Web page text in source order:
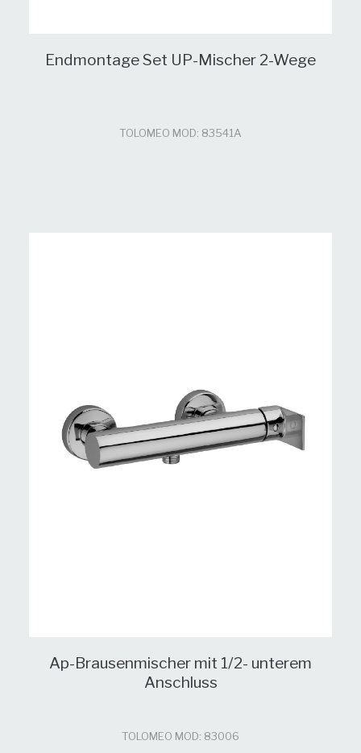
Endmontage Set UP-Mischer 2-Wege
TOLOMEO MOD: 83541A
Ap-Brausenmischer mit 1/2- unterem
Anschluss
TOLOMEO MOD: 83006